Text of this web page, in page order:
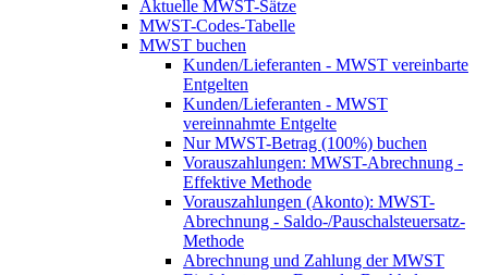
Aktuelle MWST-Sätze
MWST-Codes-Tabelle
MWST buchen
Kunden/Lieferanten - MWST vereinbarte
Entgelten
Kunden/Lieferanten - MWST
vereinnahmte Entgelte
Nur MWST-Betrag (100%) buchen
Vorauszahlungen: MWST-Abrechnung -
Effektive Methode
Vorauszahlungen (Akonto): MWST-
Abrechnung - Saldo-/Pauschalsteuersatz-
Methode
Abrechnung und Zahlung der MWST